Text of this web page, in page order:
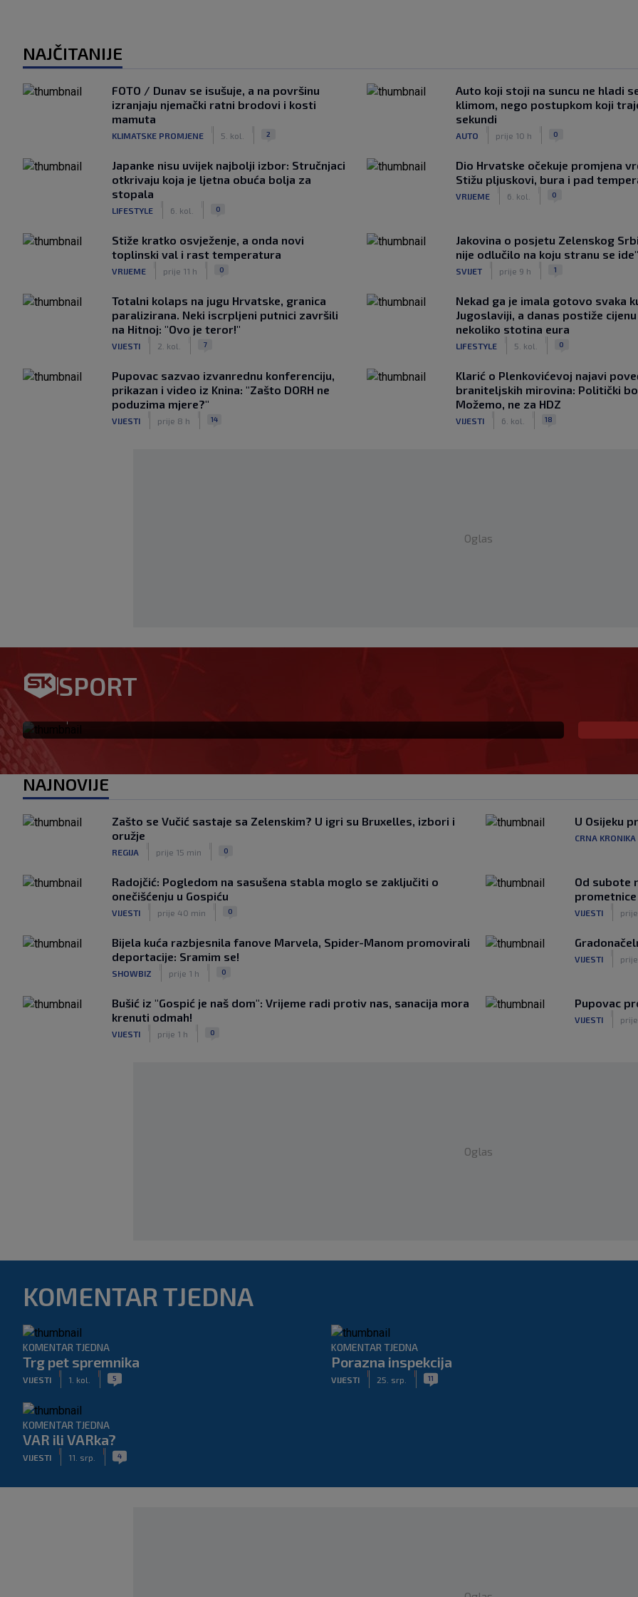
NAJČITANIJE
FOTO / Dunav se isušuje, a na površinu
izranjaju njemački ratni brodovi i kosti
mamuta
KLIMATSKE PROMJENE 5. kol. 2
Auto koji stoji na suncu ne hladi
klimom, nego postupkom koji
sekundi
AUTO prije 10 h 0
Japanke nisu uvijek najbolji izbor: Stručnjaci
otkrivaju koja je ljetna obuća bolja za
stopala
LIFESTYLE 6. kol. 0
Dio Hrvatske očekuje promjena
Stižu pljuskovi, bura i pad
VRIJEME 6. kol. 0
Stiže kratko osvježenje, a onda novi
toplinski val i rast temperatura
VRIJEME prije 11 h 0
Jakovina o posjetu Zelenskog
nije odlučilo na koju stranu se ide"
SVIJET prije 9 h 1
Totalni kolaps na jugu Hrvatske, granica
paralizirana. Neki iscrpljeni putnici završili
na Hitnoj: "Ovo je teror!"
VIJESTI 2. kol. 7
Nekad ga je imala gotovo svaka
Jugoslaviji, a danas postiže
nekoliko stotina eura
LIFESTYLE 5. kol. 0
Pupovac sazvao izvanrednu konferenciju,
prikazan i video iz Knina: "Zašto DORH ne
poduzima mjere?"
VIJESTI prije 8 h 14
Klarić o Plenkovićevoj najavi
braniteljskih mirovina: Politički
Možemo, ne za HDZ
VIJESTI 6. kol. 18
Oglas
SPORT
Samo na SK: Kreće ludilo njemačke druge lige, evo
tko su favoriti za povratak u Bundesligu
NAJNOVIJE
Zašto se Vučić sastaje sa Zelenskim? U igri su Bruxelles, izbori i
oružje
REGIJA prije 15 min 0
U Osijeku
CRNA KRONIKA
Radojčić: Pogledom na sasušena stabla moglo se zaključiti o
onečišćenju u Gospiću
VIJESTI prije 40 min 0
Od subote
prometnice
VIJESTI
Bijela kuća razbjesnila fanove Marvela, Spider-Manom promovirali
deportacije: Sramim se!
SHOWBIZ prije 1 h 0
VIJESTI
Bušić iz "Gospić je naš dom": Vrijeme radi protiv nas, sanacija mora
krenuti odmah!
VIJESTI prije 1 h 0
Pupovac
VIJESTI
Oglas
KOMENTAR TJEDNA
KOMENTAR TJEDNA
Trg pet spremnika
VIJESTI 1. kol. 5
KOMENTAR TJEDNA
Porazna inspekcija
VIJESTI 25. srp. 11
KOMENTAR TJEDNA
VAR ili VARka?
VIJESTI 11. srp. 4